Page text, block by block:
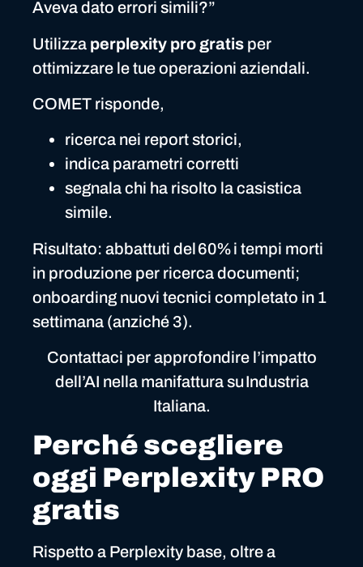
Aveva dato errori simili?”
Utilizza perplexity pro gratis per
ottimizzare le tue operazioni aziendali.
COMET risponde,
ricerca nei report storici,
indica parametri corretti
segnala chi ha risolto la casistica
simile.
Risultato: abbattuti del 60% i tempi morti
in produzione per ricerca documenti;
onboarding nuovi tecnici completato in 1
settimana (anziché 3).
Contattaci per approfondire l’impatto
dell’AI nella manifattura su Industria
Italiana.
Perché scegliere
oggi Perplexity PRO
gratis
Rispetto a Perplexity base, oltre a